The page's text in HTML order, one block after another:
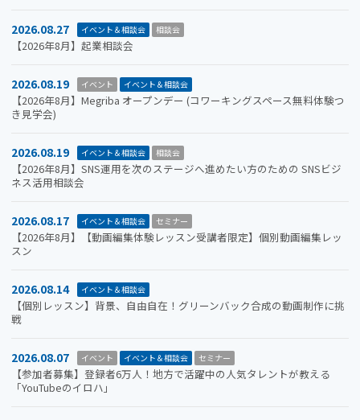
2026.08.27 イベント＆相談会 相談会
【2026年8月】起業相談会
2026.08.19 イベント イベント＆相談会
【2026年8月】Megriba オープンデー (コワーキングスペース無料体験つ
き見学会)
2026.08.19 イベント＆相談会 相談会
【2026年8月】SNS運用を次のステージへ進めたい方のための SNSビジ
ネス活用相談会
2026.08.17 イベント＆相談会 セミナー
【2026年8月】【動画編集体験レッスン受講者限定】個別動画編集レッ
スン
2026.08.14 イベント＆相談会
【個別レッスン】背景、自由自在！グリーンバック合成の動画制作に挑
戦
2026.08.07 イベント イベント＆相談会 セミナー
【参加者募集】登録者6万人！地方で活躍中の人気タレントが教える
「YouTubeのイロハ」